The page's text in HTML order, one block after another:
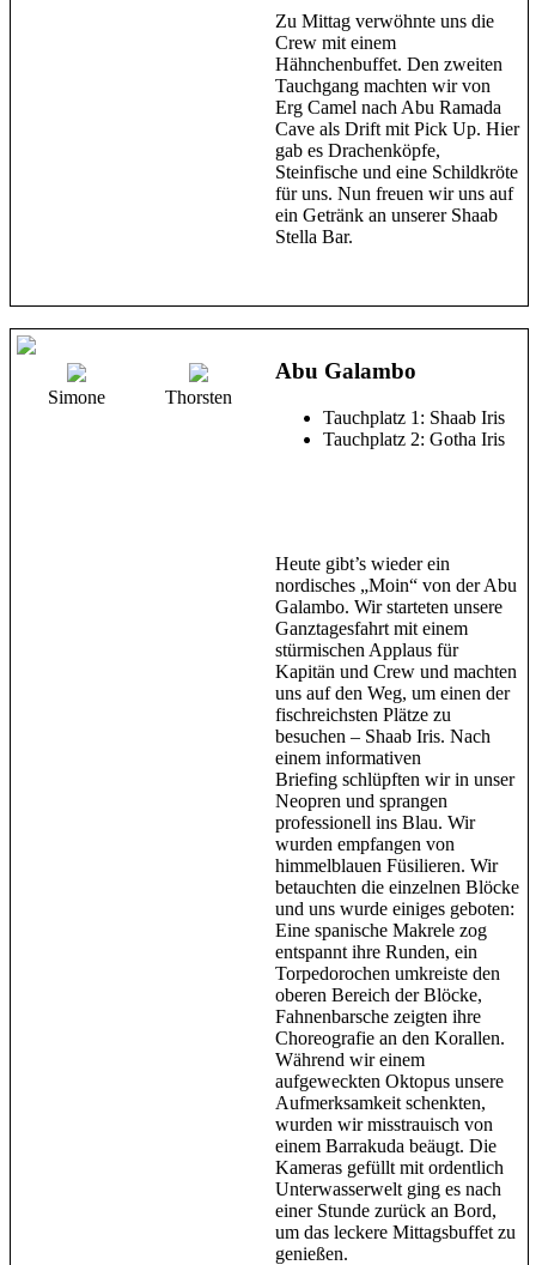
Zu Mittag verwöhnte uns die
Crew mit einem
Hähnchenbuffet. Den zweiten
Tauchgang machten wir von
Erg Camel nach Abu Ramada
Cave als Drift mit Pick Up. Hier
gab es Drachenköpfe,
Steinfische und eine Schildkröte
für uns. Nun freuen wir uns auf
ein Getränk an unserer Shaab
Stella Bar.
Simone Thorsten
Abu Galambo
Tauchplatz 1: Shaab Iris
Tauchplatz 2: Gotha Iris
Heute gibt’s wieder ein
nordisches „Moin“ von der Abu
Galambo. Wir starteten unsere
Ganztagesfahrt mit einem
stürmischen Applaus für
Kapitän und Crew und machten
uns auf den Weg, um einen der
fischreichsten Plätze zu
besuchen – Shaab Iris. Nach
einem informativen
Briefing schlüpften wir in unser
Neopren und sprangen
professionell ins Blau. Wir
wurden empfangen von
himmelblauen Füsilieren. Wir
betauchten die einzelnen Blöcke
und uns wurde einiges geboten:
Eine spanische Makrele zog
entspannt ihre Runden, ein
Torpedorochen umkreiste den
oberen Bereich der Blöcke,
Fahnenbarsche zeigten ihre
Choreografie an den Korallen.
Während wir einem
aufgeweckten Oktopus unsere
Aufmerksamkeit schenkten,
wurden wir misstrauisch von
einem Barrakuda beäugt. Die
Kameras gefüllt mit ordentlich
Unterwasserwelt ging es nach
einer Stunde zurück an Bord,
um das leckere Mittagsbuffet zu
genießen.